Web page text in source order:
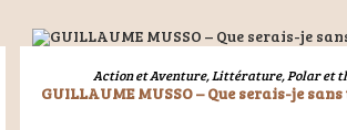
LIRE LA SUITE
Action et Aventure,Littérature,Polar et
GUILLAUME MUSSO – Que serais-je sans